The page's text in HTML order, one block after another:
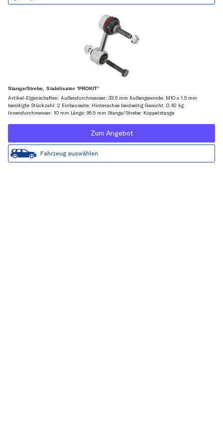
Stange/Strebe, Stabilisator 'PROKIT'
Artikel-Eigenschaften: Außendurchmesser: 33,5 mm Außengewinde: M10 x 1,5 mm
benötigte Stückzahl: 2 Einbauseite: Hinterachse beidseitig Gewicht: 0,42 kg
Innendurchmesser: 10 mm Länge: 95,5 mm Stange/Strebe: Koppelstange
Zum Angebot
Fahrzeug auswählen